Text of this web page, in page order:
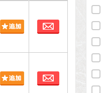
お問合わせ